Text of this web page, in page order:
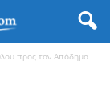
προς τον Απόδημο